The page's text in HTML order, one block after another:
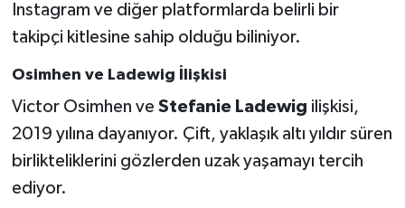
Instagram ve diğer platformlarda belirli bir
takipçi kitlesine sahip olduğu biliniyor.
Osimhen ve Ladewig İlişkisi
Victor Osimhen ve Stefanie Ladewig ilişkisi,
2019 yılına dayanıyor. Çift, yaklaşık altı yıldır süren
birlikteliklerini gözlerden uzak yaşamayı tercih
ediyor.